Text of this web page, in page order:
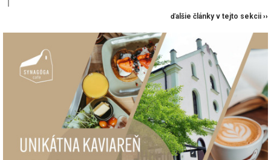
ďalšie články v tejto sekcii ››